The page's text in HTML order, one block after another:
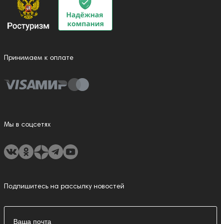
Принимаем к оплате
Мы в соцсетях
Подпишитесь на рассылку новостей